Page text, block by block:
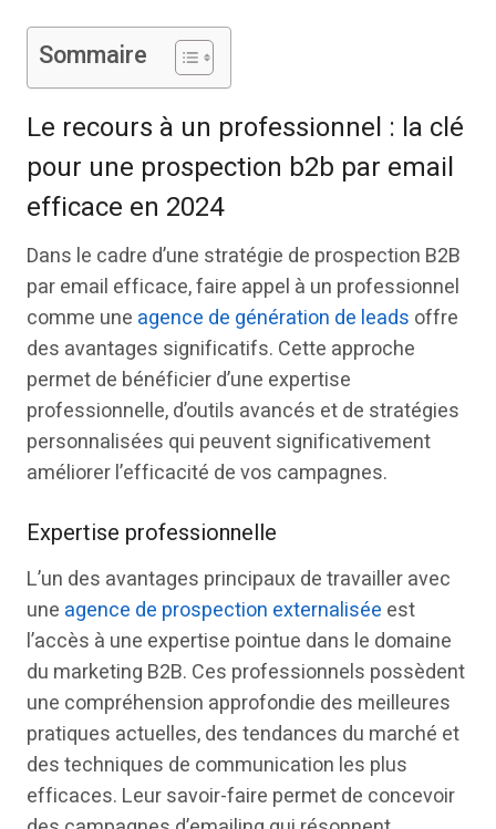
Sommaire
Le recours à un professionnel : la clé
pour une prospection b2b par email
efficace en 2024
Dans le cadre d’une stratégie de prospection B2B
par email efficace, faire appel à un professionnel
comme une agence de génération de leads offre
des avantages significatifs. Cette approche
permet de bénéficier d’une expertise
professionnelle, d’outils avancés et de stratégies
personnalisées qui peuvent significativement
améliorer l’efficacité de vos campagnes.
Expertise professionnelle
L’un des avantages principaux de travailler avec
une agence de prospection externalisée est
l’accès à une expertise pointue dans le domaine
du marketing B2B. Ces professionnels possèdent
une compréhension approfondie des meilleures
pratiques actuelles, des tendances du marché et
des techniques de communication les plus
efficaces. Leur savoir-faire permet de concevoir